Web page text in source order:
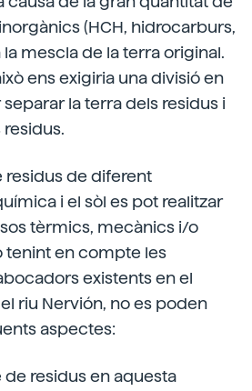
(HCH, hidrocarburs,
mescla de la terra original.
ens exigiria una divisió en
la terra dels residus i
residus de diferent
i el sòl es pot realitzar
tèrmics, mecànics i/o
tenint en compte les
existents en el
riu Nervión, no es poden
aspectes:
residus en aquesta